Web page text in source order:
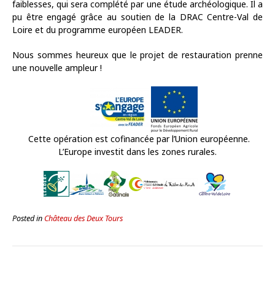
faiblesses, qui sera complété par une étude archéologique. Il a
pu être engagé grâce au soutien de la DRAC Centre-Val de
Loire et du programme européen LEADER.
Nous sommes heureux que le projet de restauration prenne
une nouvelle ampleur !
Cette opération est cofinancée par l’Union européenne.
L’Europe investit dans les zones rurales.
Posted in Château des Deux Tours